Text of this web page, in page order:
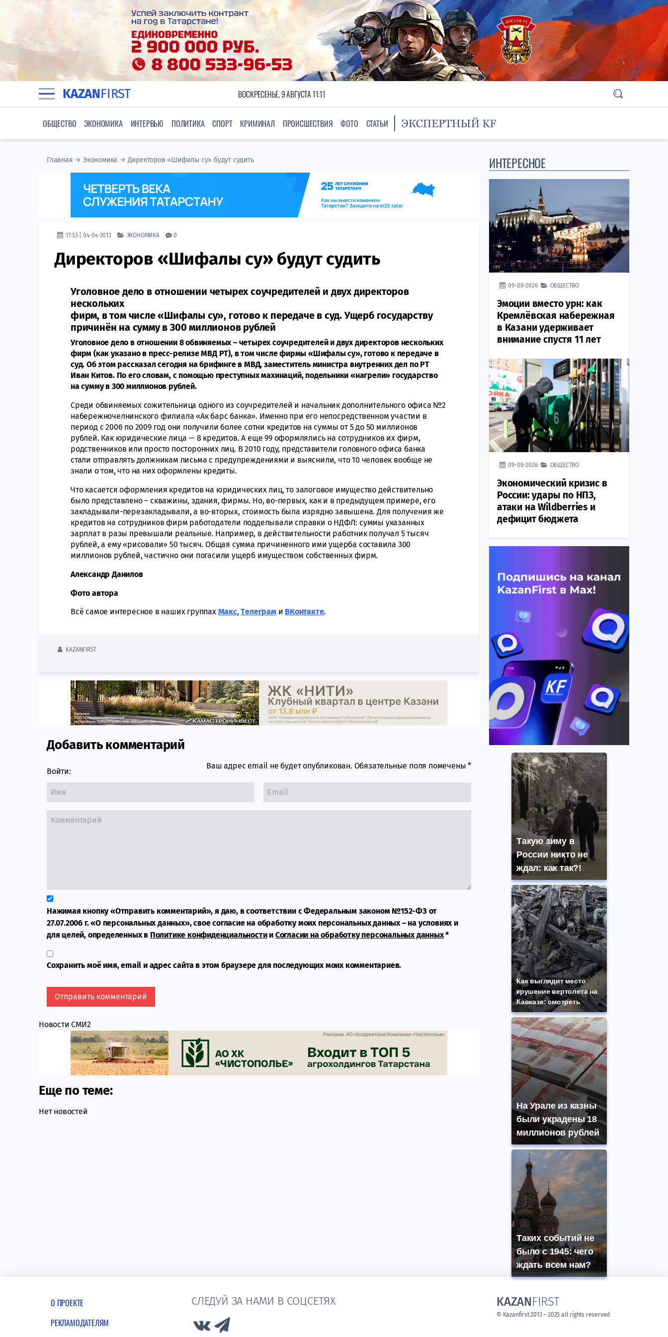
KAZANFIRST ВОСКРЕСЕНЬЕ, 9 АВГУСТА 11:11
ОБЩЕСТВО ЭКОНОМИКА ИНТЕРВЬЮ ПОЛИТИКА СПОРТ КРИМИНАЛ ПРОИСШЕСТВИЯ ФОТО СТАТЬИ
Главная →Экономика → Директоров «Шифалы су» будут судить
17:53 | 04-04-2013 ЭКОНОМИКА 0
Директоров «Шифалы су» будут судить
Уголовное дело в отношении четырех соучредителей и двух директоров
нескольких
фирм, в том числе «Шифалы су», готово к передаче в суд. Ущерб государству
причинён на сумму в 300 миллионов рублей
Уголовное дело в отношении 8 обвиняемых – четырех соучредителей и двух директоров нескольких
фирм (как указано в пресс-релизе МВД РТ), в том числе фирмы «Шифалы су», готово к передаче в
суд. Об этом рассказал сегодня на брифинге в МВД, заместитель министра внутренних дел по РТ
Иван Китов. По его словам, с помощью преступных махинаций, подельники «нагрели» государство
на сумму в 300 миллионов рублей.
Среди обвиняемых сожительница одного из соучредителей и начальник дополнительного офиса №2
набережночелнинского филиала «Ак барс банка». Именно при его непосредственном участии в
период с 2006 по 2009 год они получили более сотни кредитов на суммы от 5 до 50 миллионов
рублей. Как юридические лица — 8 кредитов. А еще 99 оформлялись на сотрудников их фирм,
родственников или просто посторонних лиц. В 2010 году, представители головного офиса банка
стали отправлять должникам письма с предупреждениями и выяснили, что 10 человек вообще не
знали о том, что на них оформлены кредиты.
Что касается оформления кредитов на юридических лиц, то залоговое имущество действительно
было представлено – скважины, здания, фирмы. Но, во-первых, как и в предыдущем примере, его
закладывали-перезакладывали, а во-вторых, стоимость была изрядно завышена. Для получения же
кредитов на сотрудников фирм работодатели подделывали справки о НДФЛ: суммы указанных
зарплат в разы превышали реальные. Например, в действительности работник получал 5 тысяч
рублей, а ему «рисовали» 50 тысяч. Общая сумма причиненного ими ущерба составила 300
миллионов рублей, частично они погасили ущерб имуществом собственных фирм.
Александр Данилов
Фото автора
Всё самое интересное в наших группах Макс,Tелеграми ВКонтакте.
KAZANFIRST
Comment section
Добавить комментарий
Войти:
Ваш адрес email не будет опубликован. Обязательные поля помечены*
Нажимая кнопку «Отправить комментарий», я даю, в соответствии с Федеральным законом №152-ФЗ от
27.07.2006 г. «О персональных данных», свое согласие на обработку моих персональных данных – на условиях и
для целей, определенных в Политике конфиденциальностии Согласии на обработку персональных данных*
Сохранить моё имя, email и адрес сайта в этом браузере для последующих моих комментариев.
Новости СМИ2
Еще по теме:
Нет новостей
ИНТЕРЕСНОЕ
09-08-2026 ОБЩЕСТВО
Эмоции вместо урн: как
Кремлёвская набережная
в Казани удерживает
внимание спустя 11 лет
09-08-2026 ОБЩЕСТВО
Экономический кризис в
России: удары по НПЗ,
атаки на Wildberries и
дефицит бюджета
Такую зиму в
России никто не
ждал: как так?!
Как выглядит место
крушение вертолета на
Кавказе: смотреть
На Урале из казны
были украдены 18
миллионов рублей
Таких событий не
было с 1945: чего
ждать всем нам?
О ПРОЕКТЕ
РЕКЛАМОДАТЕЛЯМ
СЛЕДУЙ ЗА НАМИ В СОЦСЕТЯХ
Link to Vk
KAZANFIRST
© Kazanfirst 2013 – 2025 all rights reserved